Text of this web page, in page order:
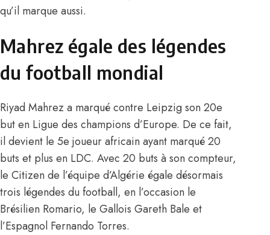
qu’il marque aussi.
Mahrez égale des légendes
du football mondial
Riyad Mahrez a marqué contre Leipzig son 20e
but en Ligue des champions d’Europe. De ce fait,
il devient le 5e joueur africain ayant marqué 20
buts et plus en LDC. Avec 20 buts à son compteur,
le Citizen de l’équipe d’Algérie égale désormais
trois légendes du football, en l’occasion le
Brésilien Romario, le Gallois Gareth Bale et
l’Espagnol Fernando Torres.